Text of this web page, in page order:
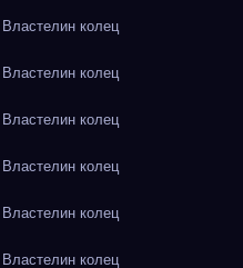
колец
колец
колец
колец
колец
колец